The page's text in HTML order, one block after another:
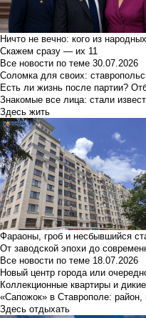
Ничто не вечно: кого из
Скажем сразу — их 11
Все новости по теме 30.07.2026
Соломка для своих:
Есть ли жизнь после партии?
Знакомые все лица: стали
Здесь жить
Фараоны, гроб и несбывшийся
От заводской эпохи до
Все новости по теме 18.07.2026
Новый центр города или
Коллекционные квартиры и
«Сапожок» в Ставрополе: район,
Здесь отдыхать